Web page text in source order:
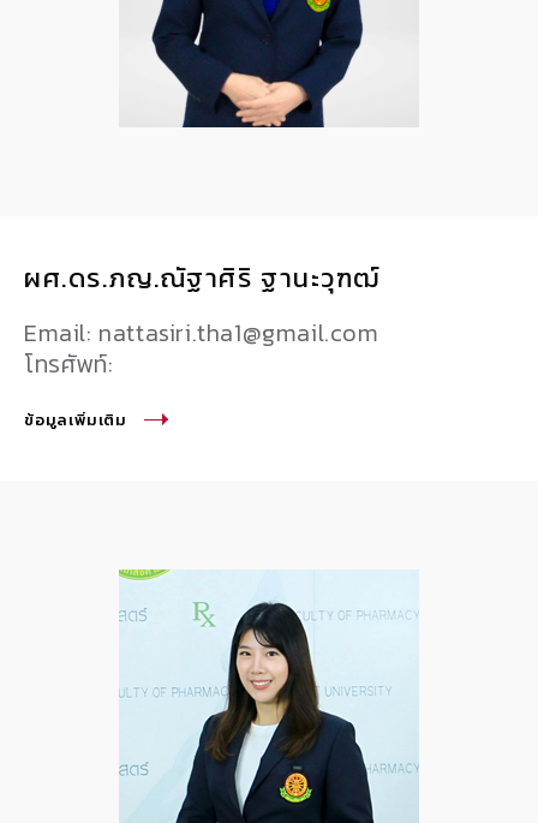
ผศ.ดร.ภญ.ณัฐาศิริ ฐานะวุฑฒ์
Email: nattasiri.tha1@gmail.com
โทรศัพท์:
ข้อมูลเพิ่มเติม